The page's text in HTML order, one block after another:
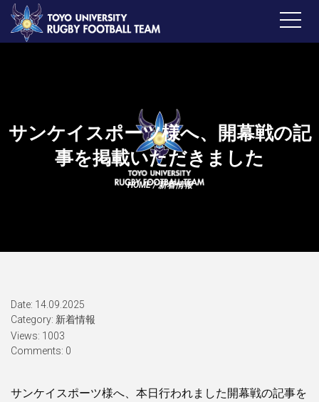
サンケイスポーツ様へ、開幕戦の記
事を掲載いただきました
HOME/新着情報
Date: 14.09.2025
Category: 新着情報
Views: 1003
Comments: 0
サンケイスポーツ様へ、本日行われました開幕戦の記事を